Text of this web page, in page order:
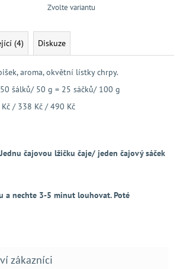
Zvolte variantu
(4) Diskuze
aroma, okvětní lístky chrpy.
šálků/ 50 g = 25 sáčků/ 100 g
/ 338 Kč / 490 Kč
Jednu čajovou lžičku čaje/ jeden čajový sáček
a nechte 3-5 minut louhovat. Poté